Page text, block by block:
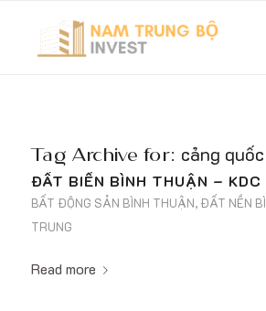
Tag Archive for: cảng
ĐẤT BIỂN BÌNH THUẬN –
BẤT ĐỘNG SẢN BÌNH THUẬN, ĐẤT NỀN
TRUNG
Read more